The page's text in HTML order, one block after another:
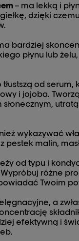
– ma lekką i
dzięki
bardziej
płynu lub
od serum,
i jojoba.
wykazywać
pestek malin,
od typu i
różne
Twoim
a
efektywną i